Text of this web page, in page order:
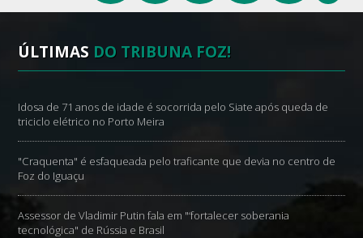
ÚLTIMAS DO TRIBUNA FOZ!
Idosa de 71 anos de idade é socorrida pelo Siate após queda de
triciclo elétrico no Porto Meira
"Craquenta" é esfaqueada pelo traficante que devia no centro de
Foz do Iguaçu
Assessor de Vladimir Putin fala em "‘fortalecer soberania
tecnológica" de Rússia e Brasil